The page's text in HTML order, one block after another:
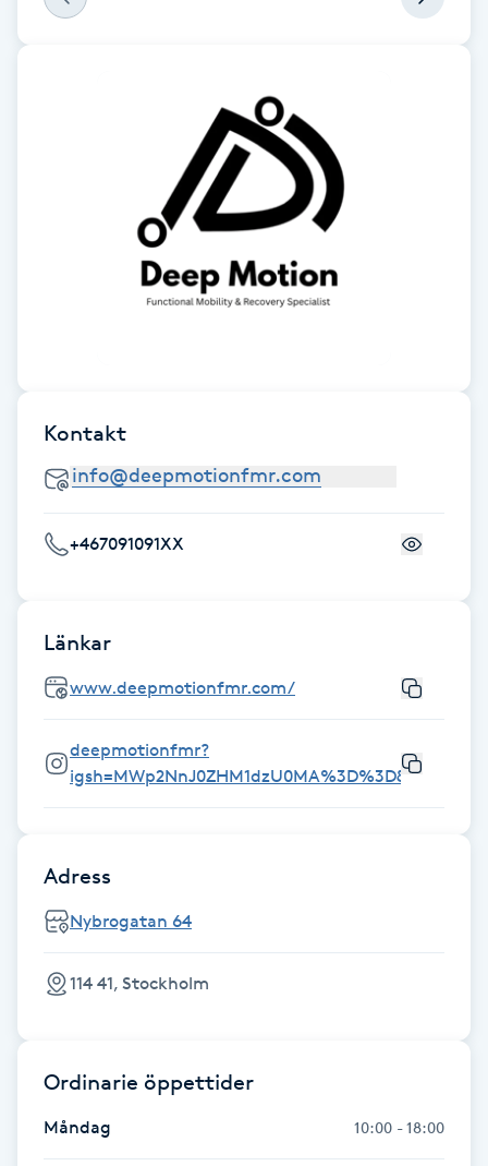
Fotsvamp
Fransförlängning Megavolym
Fransk manikyr
Frekvensterapi
Friskvård
Friskvårdsmassage
Frisör
Funktionsanalys
Färgning
Föning
G
Gel naglar
Kontakt
+467091091XX
Länkar
www.deepmotionfmr.com/
deepmotionfmr?
Adress
Nybrogatan 64
114 41, Stockholm
Ordinarie öppettider
Måndag 10:00 - 18:00